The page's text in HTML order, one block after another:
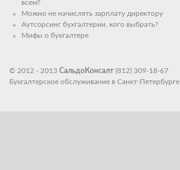
всем?
Можно не начислять зарплату директору
Аутсорсинг бухгалтерии, кого выбрать?
Мифы о бухгалтере
© 2012 - 2013 СальдоКонсалт (812) 309-18-67
Бухгалтерское обслуживание в Санкт-Петербурге